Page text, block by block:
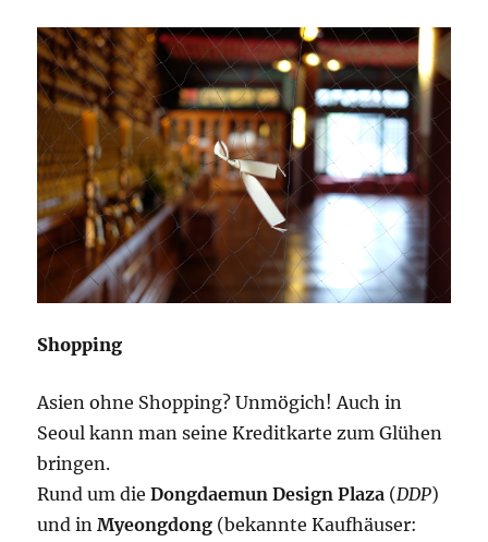
Shopping
Asien ohne Shopping? Unmögich! Auch in
Seoul kann man seine Kreditkarte zum Glühen
bringen.
Rund um dieDongdaemun Design Plaza (DDP)
und inMyeongdong (bekannte Kaufhäuser: